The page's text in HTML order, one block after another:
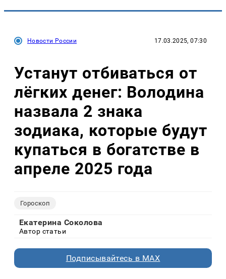
Новости России 17.03.2025, 07:30
Устанут отбиваться от
лёгких денег: Володина
назвала 2 знака
зодиака, которые будут
купаться в богатстве в
апреле 2025 года
Гороскоп
Екатерина Соколова
Автор статьи
Подписывайтесь в MAX